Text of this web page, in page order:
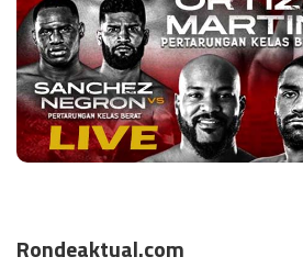
Rondeaktual.com